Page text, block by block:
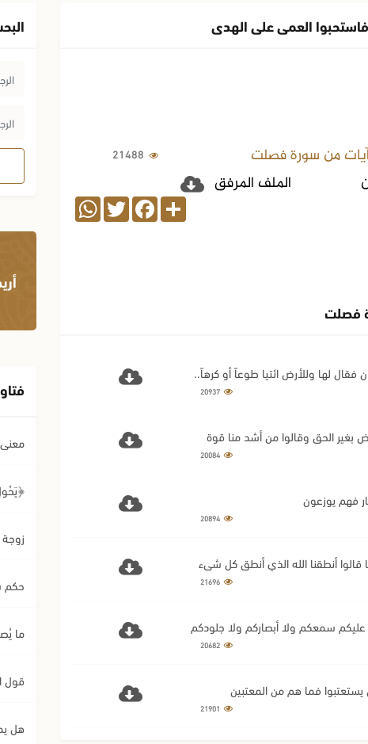
من سورة فصلت 21488
الملف المرفق
Share
Facebook
Twitter
WhatsApp
فصلت
أن يشهد عليكم سمعكم ولا أبصاركم ولا جلودكم
حكم
ما
قول
هل